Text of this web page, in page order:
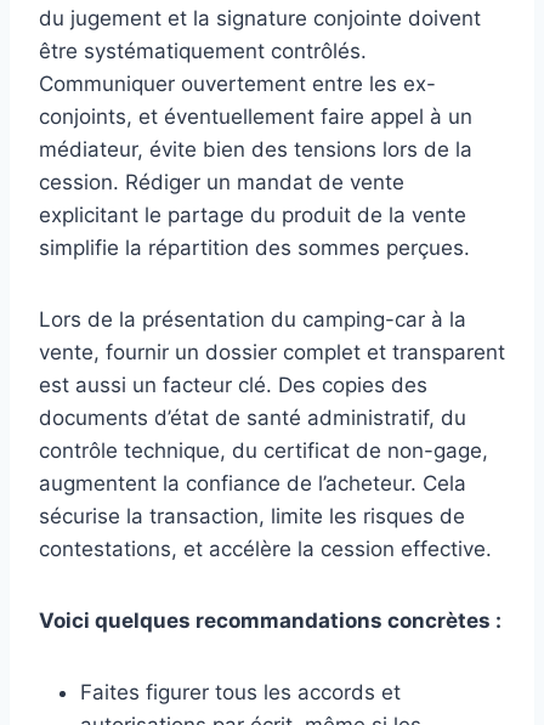
du jugement et la signature conjointe doivent
être systématiquement contrôlés.
Communiquer ouvertement entre les ex-
conjoints, et éventuellement faire appel à un
médiateur, évite bien des tensions lors de la
cession. Rédiger un mandat de vente
explicitant le partage du produit de la vente
simplifie la répartition des sommes perçues.
Lors de la présentation du camping-car à la
vente, fournir un dossier complet et transparent
est aussi un facteur clé. Des copies des
documents d’état de santé administratif, du
contrôle technique, du certificat de non-gage,
augmentent la confiance de l’acheteur. Cela
sécurise la transaction, limite les risques de
contestations, et accélère la cession effective.
Voici quelques recommandations concrètes :
Faites figurer tous les accords et